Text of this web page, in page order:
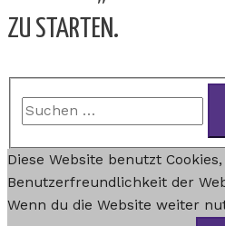
ZU STARTEN.
Diese Website benutzt
Benutzerfreundlichkeit der
Wenn du die Website weiter